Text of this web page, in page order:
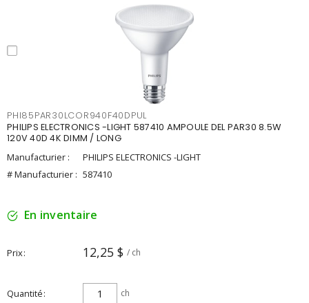
PHI85PAR30LCOR940F40DPUL
PHILIPS ELECTRONICS -LIGHT 587410 AMPOULE DEL PAR30 8.5W
120V 40D 4K DIMM / LONG
Manufacturier :
PHILIPS ELECTRONICS -LIGHT
# Manufacturier : 587410
En inventaire
Prix 12,25 $ / ch
Quantité ch